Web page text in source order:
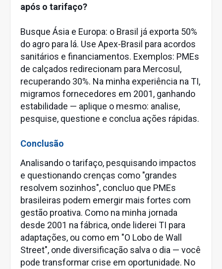
após o tarifaço?
Busque Ásia e Europa: o Brasil já exporta 50%
do agro para lá. Use Apex-Brasil para acordos
sanitários e financiamentos. Exemplos: PMEs
de calçados redirecionam para Mercosul,
recuperando 30%. Na minha experiência na TI,
migramos fornecedores em 2001, ganhando
estabilidade — aplique o mesmo: analise,
pesquise, questione e conclua ações rápidas.
Conclusão
Analisando o tarifaço, pesquisando impactos
e questionando crenças como "grandes
resolvem sozinhos", concluo que PMEs
brasileiras podem emergir mais fortes com
gestão proativa. Como na minha jornada
desde 2001 na fábrica, onde liderei TI para
adaptações, ou como em "O Lobo de Wall
Street", onde diversificação salva o dia — você
pode transformar crise em oportunidade. No